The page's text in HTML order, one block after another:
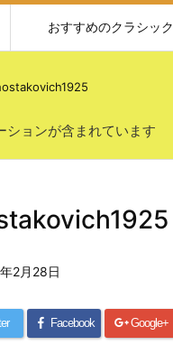
おすすめのクラシック
ションが含まれています
2月28日
Facebook Google+